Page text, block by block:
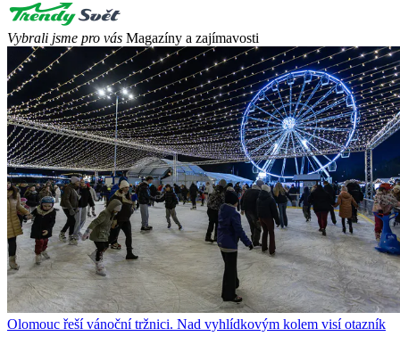
Vybrali jsme pro vás Magazíny a zajímavosti
Olomouc řeší vánoční tržnici. Nad vyhlídkovým kolem visí otazník